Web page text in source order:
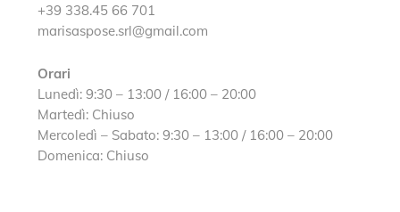
+39 338.45 66 701
marisaspose.srl@gmail.com
Orari
Lunedì: 9:30 – 13:00 / 16:00 – 20:00
Martedì: Chiuso
Mercoledì – Sabato: 9:30 – 13:00 / 16:00 – 20:00
Domenica: Chiuso